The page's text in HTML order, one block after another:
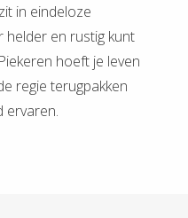
in eindeloze
helder en rustig kunt
hoeft je leven
regie terugpakken
ervaren.